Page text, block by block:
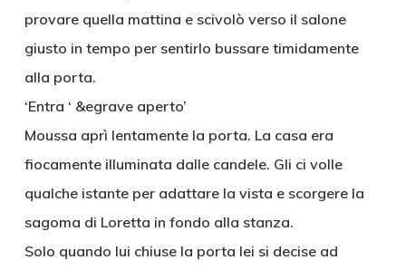
provare quella mattina e scivolò verso il salone
giusto in tempo per sentirlo bussare timidamente
alla porta.
‘Entra ‘ &egrave aperto’
Moussa aprì lentamente la porta. La casa era
fiocamente illuminata dalle candele. Gli ci volle
qualche istante per adattare la vista e scorgere la
sagoma di Loretta in fondo alla stanza.
Solo quando lui chiuse la porta lei si decise ad